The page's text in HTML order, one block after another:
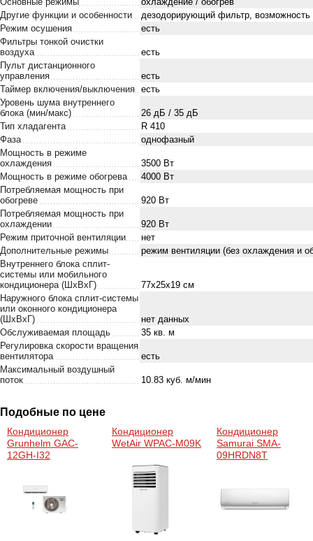
Другие функции и особенности
дезодорирующий фильтр, возможность
Режим осушения
есть
Фильтры тонкой очистки
воздуха
есть
Пульт дистанционного
управления
есть
Таймер включения/выключения есть
Уровень шума внутреннего
блока (мин/макс)
26 дБ / 35 дБ
Тип хладагента
R 410
Фаза
однофазный
Мощность в режиме
охлаждения
3500 Вт
Мощность в режиме обогрева
4000 Вт
Потребляемая мощность при
обогреве
920 Вт
Потребляемая мощность при
охлаждении
920 Вт
Режим приточной вентиляции
нет
Дополнительные режимы
режим вентиляции (без охлаждения и
Внутреннего блока сплит-
системы или мобильного
кондиционера (ШxВxГ)
77x25x19 см
Наружного блока сплит-системы
или оконного кондиционера
(ШxВxГ)
нет данных
Обслуживаемая площадь
35 кв. м
Регулировка скорости вращения
вентилятора
есть
Максимальный воздушный
поток
10.83 куб. м/мин
Подобные по цене
Кондиционер
Grunhelm GAC-
12GH-I32
Кондиционер
WetAir WPAC-M09K
Кондиционер
Samurai SMA-
09HRDN8T